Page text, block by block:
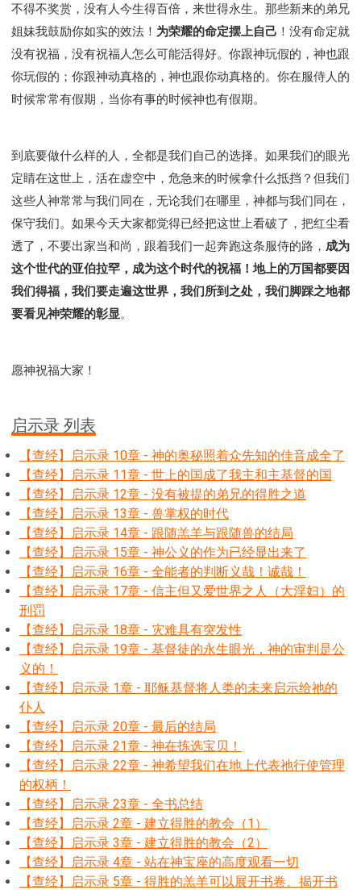
不得不奖赏，没有人今生得百倍，来世得永生。那些新来的弟兄
姐妹我鼓励你如实的效法！ 为荣耀的命定摆上自己 ！没有命定就
没有祝福，没有祝福人怎么可能活得好。你跟神玩假的，神也跟
你玩假的；你跟神动真格的，神也跟你动真格的。你在服侍人的
时候常常有假期，当你有事的时候神也有假期。
到底要做什么样的人，全都是我们自己的选择。如果我们的眼光
定睛在这世上，活在虚空中，危急来的时候拿什么抵挡？但我们
这些人神常常与我们同在，无论我们在哪里，神都与我们同在，
保守我们。如果今天大家都觉得已经把这世上看破了，把红尘看
透了，不要出家当和尚，跟着我们一起奔跑这条服侍的路， 成为
这个世代的亚伯拉罕，成为这个时代的祝福！地上的万国都要因
我们得福，我们要走遍这世界，我们所到之处，我们脚踩之地都
要看见神荣耀的彰显。
愿神祝福大家！
启示录 列表
【查经】启示录 10章 - 神的奥秘照着众先知的佳音成全了
【查经】启示录 11章 - 世上的国成了我主和主基督的国
【查经】启示录 12章 - 没有被提的弟兄的得胜之道
【查经】启示录 13章 - 兽掌权的时代
【查经】启示录 14章 - 跟随羔羊与跟随兽的结局
【查经】启示录 15章 - 神公义的作为已经显出来了
【查经】启示录 16章 - 全能者的判断义哉！诚哉！
【查经】启示录 17章 - 信主但又爱世界之人（大淫妇）的
刑罚
【查经】启示录 18章 - 灾难具有突发性
【查经】启示录 19章 - 基督徒的永生眼光，神的审判是公
义的！
【查经】启示录 1章 - 耶稣基督将人类的未来启示给祂的
仆人
【查经】启示录 20章 - 最后的结局
【查经】启示录 21章 - 神在拣选宝贝！
【查经】启示录 22章 - 神希望我们在地上代表祂行使管理
的权柄！
【查经】启示录 23章 - 全书总结
【查经】启示录 2章 - 建立得胜的教会（1）
【查经】启示录 3章 - 建立得胜的教会（2）
【查经】启示录 4章 - 站在神宝座的高度观看一切
【查经】启示录 5章 - 得胜的羔羊可以展开书卷、揭开书